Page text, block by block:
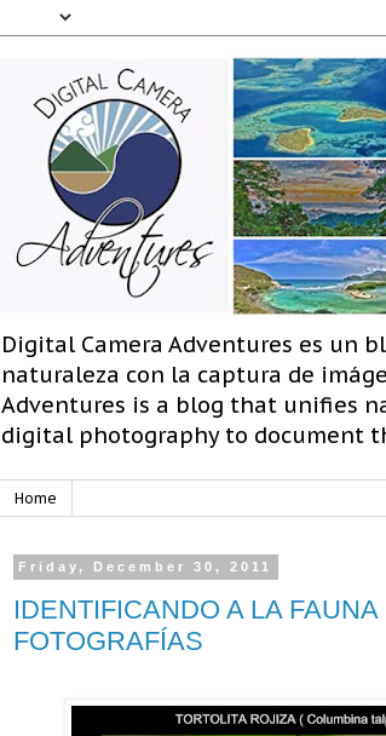
Digital Camera Adventures es un
naturaleza con la captura de
Adventures is a blog that unifies
digital photography to document
Home
Friday, December 30, 2011
IDENTIFICANDO A LA FAUNA
FOTOGRAFÍAS